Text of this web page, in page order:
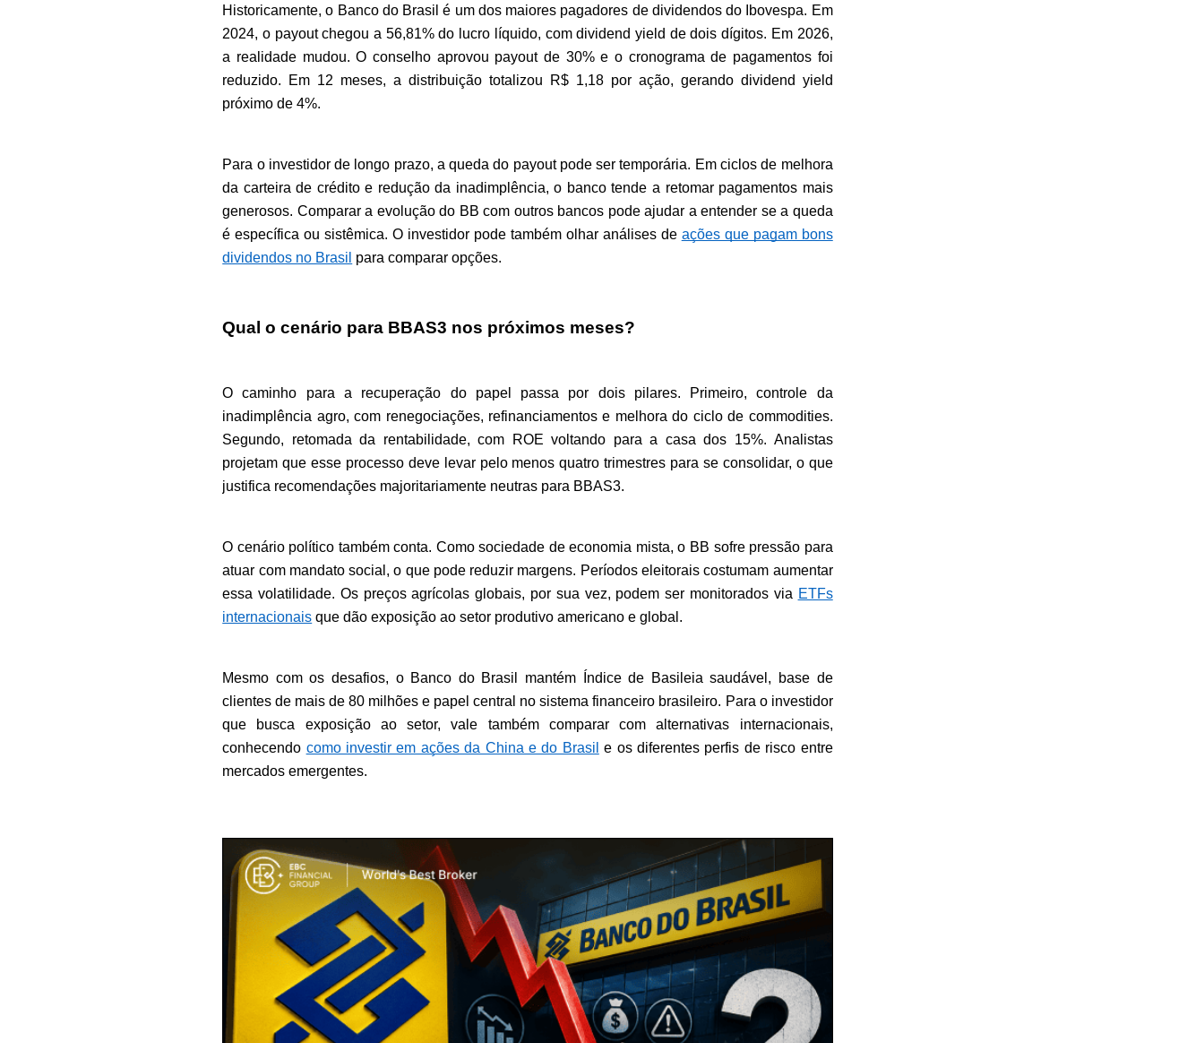
Historicamente, o Banco do Brasil é um dos maiores pagadores de dividendos do Ibovespa. Em
2024, o payout chegou a 56,81% do lucro líquido, com dividend yield de dois dígitos. Em 2026,
a realidade mudou. O conselho aprovou payout de 30% e o cronograma de pagamentos foi
reduzido. Em 12 meses, a distribuição totalizou R$ 1,18 por ação, gerando dividend yield
próximo de 4%.
Para o investidor de longo prazo, a queda do payout pode ser temporária. Em ciclos de melhora
da carteira de crédito e redução da inadimplência, o banco tende a retomar pagamentos mais
generosos. Comparar a evolução do BB com outros bancos pode ajudar a entender se a queda
é específica ou sistêmica. O investidor pode também olhar análises de ações que pagam bons
dividendos no Brasil para comparar opções.
Qual o cenário para BBAS3 nos próximos meses?
O caminho para a recuperação do papel passa por dois pilares. Primeiro, controle da
inadimplência agro, com renegociações, refinanciamentos e melhora do ciclo de commodities.
Segundo, retomada da rentabilidade, com ROE voltando para a casa dos 15%. Analistas
projetam que esse processo deve levar pelo menos quatro trimestres para se consolidar, o que
justifica recomendações majoritariamente neutras para BBAS3.
O cenário político também conta. Como sociedade de economia mista, o BB sofre pressão para
atuar com mandato social, o que pode reduzir margens. Períodos eleitorais costumam aumentar
essa volatilidade. Os preços agrícolas globais, por sua vez, podem ser monitorados via ETFs
internacionais que dão exposição ao setor produtivo americano e global.
Mesmo com os desafios, o Banco do Brasil mantém Índice de Basileia saudável, base de
clientes de mais de 80 milhões e papel central no sistema financeiro brasileiro. Para o investidor
que busca exposição ao setor, vale também comparar com alternativas internacionais,
conhecendo como investir em ações da China e do Brasil e os diferentes perfis de risco entre
mercados emergentes.